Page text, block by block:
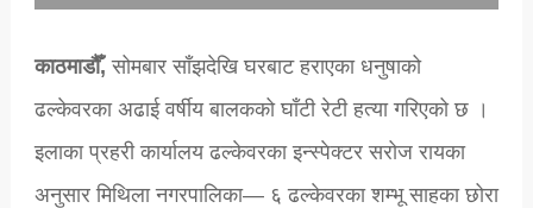
काठमाडौँ,सोमबार साँझदेखि घरबाट हराएका धनुषाको
ढल्केवरका अढाई वर्षीय बालकको घाँटी रेटी हत्या गरिएको छ ।
इलाका प्रहरी कार्यालय ढल्केवरका इन्स्पेक्टर सरोज रायका
अनुसार मिथिला नगरपालिका— ६ ढल्केवरका शम्भू साहका छोरा